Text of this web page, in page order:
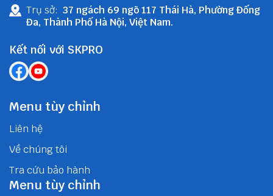
Trụ sở: 37 ngách 69 ngõ 117 Thái Hà, Phường Đống
Đa, Thành Phố Hà Nội, Việt Nam.
Kết nối với SKPRO
Menu tùy chỉnh
Liên hệ
Về chúng tôi
Tra cứu bảo hành
Menu tùy chỉnh